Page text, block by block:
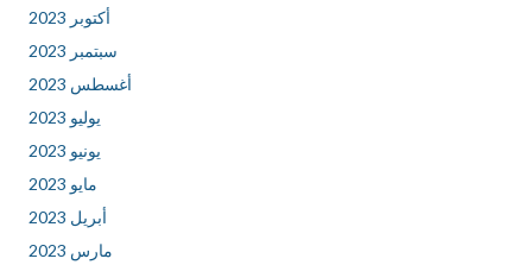
أكتوبر 2023
سبتمبر 2023
أغسطس 2023
يوليو 2023
يونيو 2023
مايو 2023
أبريل 2023
مارس 2023